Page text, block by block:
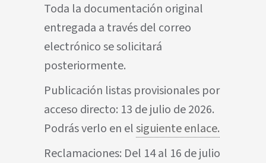
Toda la documentación original
entregada a través del correo
electrónico se solicitará
posteriormente.
Publicación listas provisionales por
acceso directo: 13 de julio de 2026.
Podrás verlo en elsiguiente enlace.
Reclamaciones: Del 14 al 16 de julio